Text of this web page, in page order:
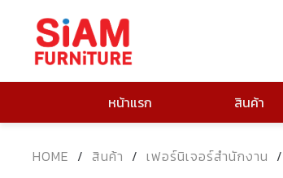
หน้าแรก สินค้า
HOME / สินค้า / เฟอร์นิเจอร์สำนักงาน /